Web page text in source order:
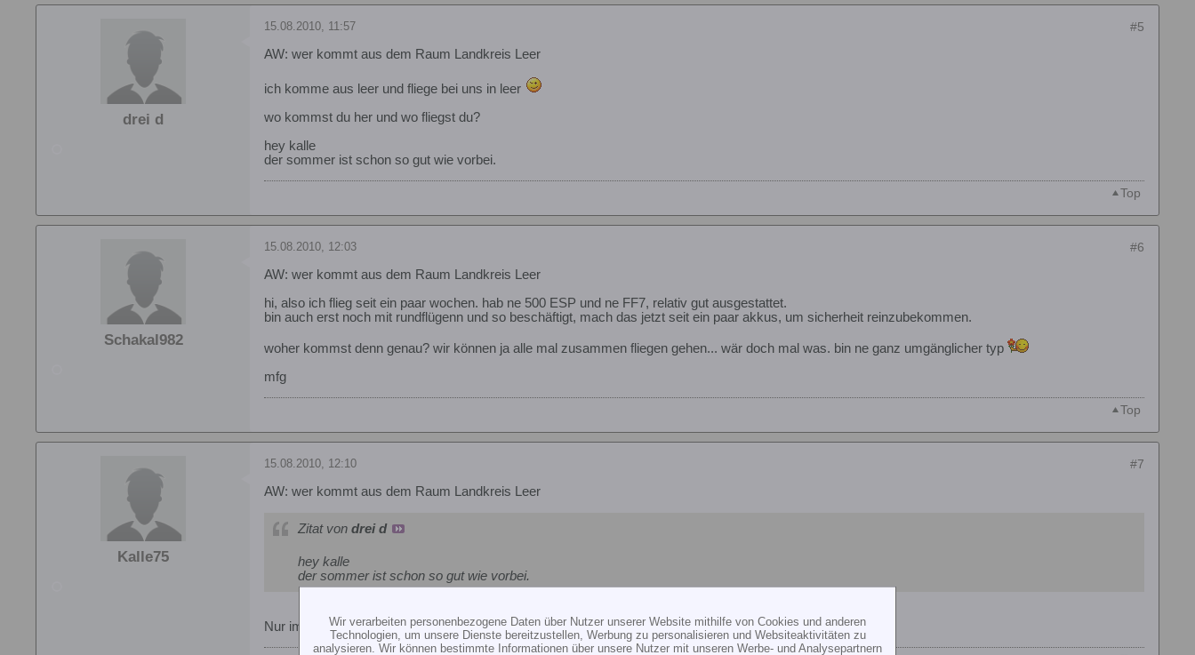
drei d
#5
15.08.2010, 11:57
AW: wer kommt aus dem Raum Landkreis Leer
ich komme aus leer und fliege bei uns in leer
wo kommst du her und wo fliegst du?
hey kalle
der sommer ist schon so gut wie vorbei.
Top
Schakal982
#6
15.08.2010, 12:03
AW: wer kommt aus dem Raum Landkreis Leer
hi, also ich flieg seit ein paar wochen. hab ne 500 ESP und ne FF7, relativ gut ausgestattet.
bin auch erst noch mit rundflügenn und so beschäftigt, mach das jetzt seit ein paar akkus, um sicherheit reinzubekommen.
woher kommst denn genau? wir können ja alle mal zusammen fliegen gehen... wär doch mal was. bin ne ganz umgänglicher typ
mfg
Top
Kalle75
#7
15.08.2010, 12:10
AW: wer kommt aus dem Raum Landkreis Leer
Zitat von drei d
hey kalle
der sommer ist schon so gut wie vorbei.
Nur im Sommer fliegen ist was für Weicheier !
Wir verarbeiten personenbezogene Daten über Nutzer unserer Website mithilfe von Cookies und anderen
Technologien, um unsere Dienste bereitzustellen, Werbung zu personalisieren und Websiteaktivitäten zu
analysieren. Wir können bestimmte Informationen über unsere Nutzer mit unseren Werbe- und Analysepartnern